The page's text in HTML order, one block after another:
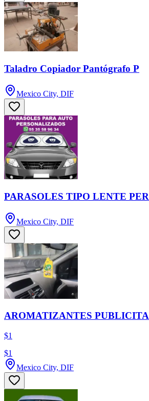
Taladro Copiador Pantógrafo P
Mexico City, DIF
PARASOLES TIPO LENTE
Mexico City, DIF
AROMATIZANTES
$1
$1
Mexico City, DIF